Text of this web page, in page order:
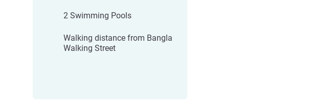
2 Swimming Pools
Walking distance from Bangla
Walking Street